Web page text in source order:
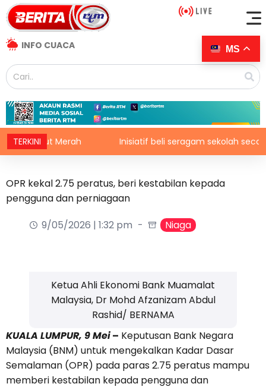
INFO CUACA
TERKINI
Laut Merah Inisiatif beli seragam sekolah secara
OPR kekal 2.75 peratus, beri kestabilan kepada
pengguna dan perniagaan
9/05/2026 | 1:32 pm
Niaga
Ketua Ahli Ekonomi Bank Muamalat
Malaysia, Dr Mohd Afzanizam Abdul
Rashid/ BERNAMA
KUALA LUMPUR, 9 Mei– Keputusan Bank Negara
Malaysia (BNM) untuk mengekalkan Kadar Dasar
Semalaman (OPR) pada paras 2.75 peratus mampu
memberi kestabilan kepada pengguna dan
MS